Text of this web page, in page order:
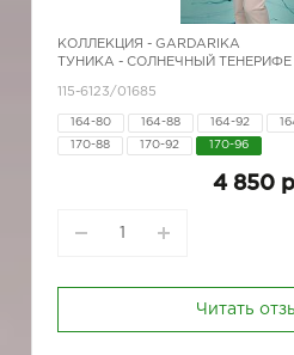
КОЛЛЕКЦИЯ - GARDARIKA
ТУНИКА - СОЛНЕЧНЫЙ ТЕНЕРИФЕ
115-6123/01685
164-80 164-88 164-92
170-88 170-92 170-96
4 850
Читать